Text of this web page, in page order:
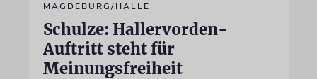
MAGDEBURG/HALLE
Schulze: Hallervorden-
Auftritt steht für
Meinungsfreiheit